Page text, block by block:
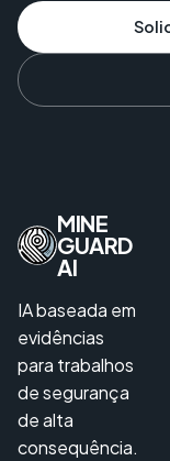
MINE
GUARD
AI
IA baseada em
evidências
para trabalhos
de segurança
de alta
consequência.